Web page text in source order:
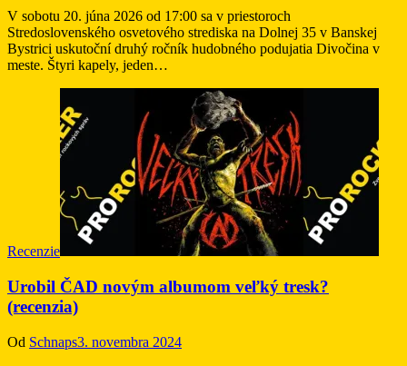
V sobotu 20. júna 2026 od 17:00 sa v priestoroch
Stredoslovenského osvetového strediska na Dolnej 35 v Banskej
Bystrici uskutoční druhý ročník hudobného podujatia Divočina v
meste. Štyri kapely, jeden…
Recenzie
Urobil ČAD novým albumom veľký tresk?
(recenzia)
Od Schnaps3. novembra 2024